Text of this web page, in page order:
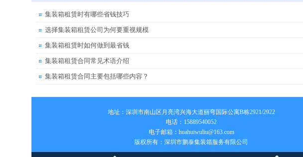
集装箱租赁时有哪些省钱技巧
选择集装箱租赁公司为何要重视规模
集装箱租赁时如何做到最省钱
集装箱租赁合同常见术语介绍
集装箱租赁合同主要包括哪些内容？
地址：深圳市南山区月亮湾兴海大道丽弯国际公寓B栋2921/2922
电话：15889540052
电子邮箱： huahuiwuliu@163.com
版权所有：深圳市鹏泰集装箱服务有限公司